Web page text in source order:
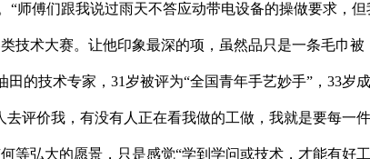
师傅们跟我说过雨天不答应动带电设备的操做要求，
技术大赛。让他印象最深的项，虽然品只是一条毛巾
田的技术专家，31岁被评为“全国青年手艺妙手”，33
评价我，有没有人正在看我做的工做，我就是要每
等弘大的愿景，只是感觉“学到学问或技术，才能有